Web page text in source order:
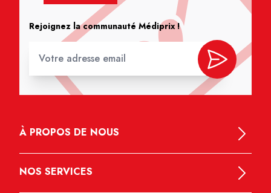
Rejoignez la communauté Médiprix !
À PROPOS DE NOUS
NOS SERVICES